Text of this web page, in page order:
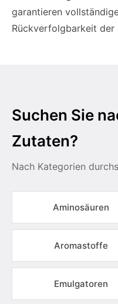
garantieren
Rückverfolgbarkeit der
Suchen Sie
Zutaten?
Nach Kategorien
Aminosäuren
Aromastoffe
Emulgatoren